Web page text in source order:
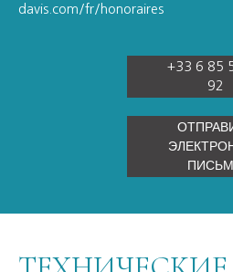
davis.com/fr/honoraires
+33 6 85
92